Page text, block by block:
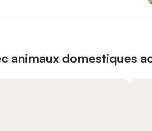
animaux domestiques